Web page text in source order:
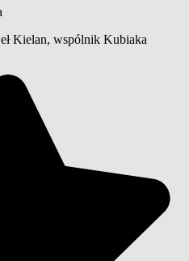
Kielan, wspólnik Kubiaka